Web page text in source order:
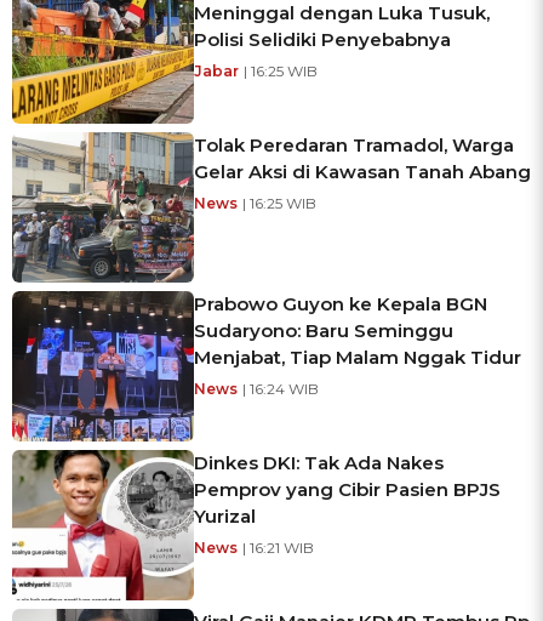
Meninggal dengan Luka Tusuk,
Polisi Selidiki Penyebabnya
Jabar | 16:25 WIB
Tolak Peredaran Tramadol, Warga
Gelar Aksi di Kawasan Tanah Abang
News | 16:25 WIB
Prabowo Guyon ke Kepala BGN
Sudaryono: Baru Seminggu
Menjabat, Tiap Malam Nggak Tidur
News | 16:24 WIB
Dinkes DKI: Tak Ada Nakes
Pemprov yang Cibir Pasien BPJS
Yurizal
News | 16:21 WIB